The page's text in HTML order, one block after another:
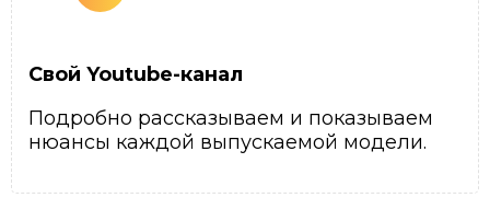
Свой Youtube-канал
Подробно рассказываем и показываем
нюансы каждой выпускаемой модели.